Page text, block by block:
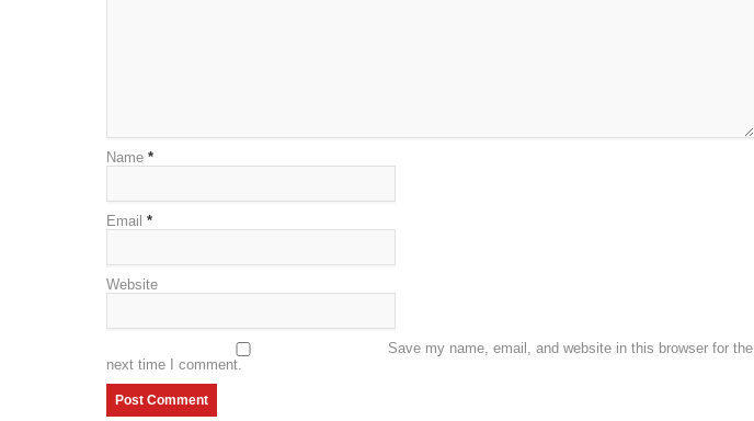
Name *
Email *
Website
Save my name, email, and website in this browser for the
next time I comment.